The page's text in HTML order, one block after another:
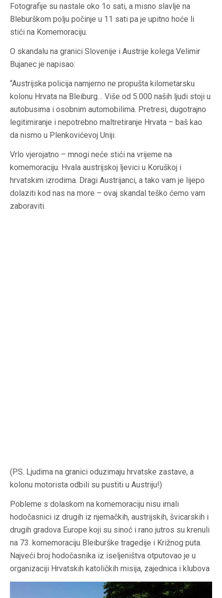
Fotografije su nastale oko 1o sati, a misno slavlje na
Bleburškom polju počinje u 11 sati pa je upitno hoće li
stići na Komemoraciju.
O skandalu na granici Slovenije i Austrije kolega Velimir
Bujanec je napisao:
“Austrijska policija namjerno ne propušta kilometarsku
kolonu Hrvata na Bleiburg… Više od 5.000 naših ljudi stoji u
autobusima i osobnim automobilima. Pretresi, dugotrajno
legitimiranje i nepotrebno maltretiranje Hrvata – baš kao
da nismo u Plenkovićevoj Uniji.
Vrlo vjerojatno – mnogi neće stići na vrijeme na
komemoraciju. Hvala austrijskoj ljevici u Koruškoj i
hrvatskim izrodima. Dragi Austrijanci, a tako vam je lijepo
dolaziti kod nas na more – ovaj skandal teško ćemo vam
zaboraviti.
(P.S. Ljudima na granici oduzimaju hrvatske zastave, a
kolonu motorista odbili su pustiti u Austriju!)
Pobleme s dolaskom na komemoraciju nisu imali
hodočasnici iz drugih iz njemačkih, austrijskih, švicarskih i
drugih gradova Europe koji su sinoć i rano jutros su krenuli
na 73. komemoraciju Bleiburške tragedije i Križnog puta.
Najveći broj hodočasnika iz iseljeništva otputovao je u
organizaciji Hrvatskih katoličkih misija, zajednica i klubova